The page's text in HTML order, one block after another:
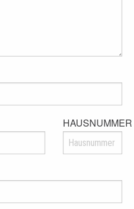
HAUSNUMMER